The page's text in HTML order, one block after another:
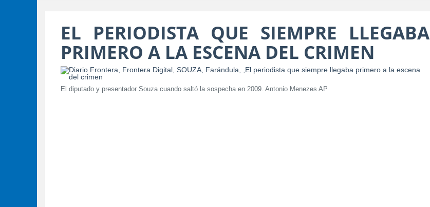
EL PERIODISTA QUE SIEMPRE LLEGABA
PRIMERO A LA ESCENA DEL CRIMEN
El diputado y presentador Souza cuando saltó la sospecha en 2009. Antonio Menezes AP